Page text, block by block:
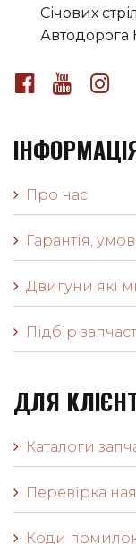
Січових
Автодорога
Про нас
Гарантія,
Двигуни які
Підбір
ДЛЯ
Каталоги
Перевірка
Коди